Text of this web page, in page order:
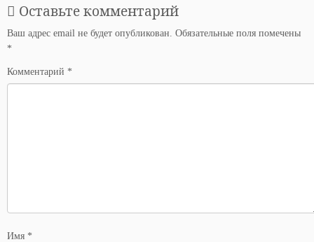
Оставьте комментарий
Ваш адрес email не будет опубликован. Обязательные поля помечены
*
Комментарий *
Имя *